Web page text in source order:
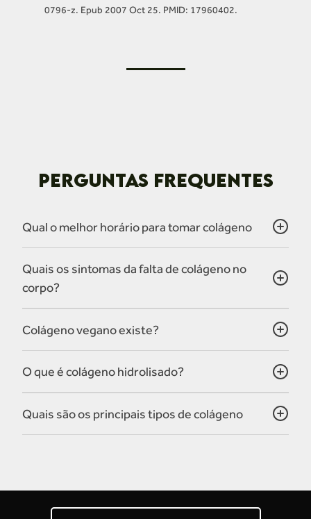
0796-z. Epub 2007 Oct 25. PMID: 17960402.
PERGUNTAS FREQUENTES
Qual o melhor horário para tomar colágeno
Quais os sintomas da falta de colágeno no
corpo?
Colágeno vegano existe?
O que é colágeno hidrolisado?
Quais são os principais tipos de colágeno